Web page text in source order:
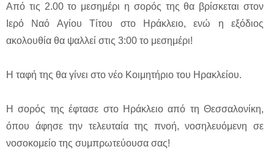
Από τις 2.00 το μεσημέρι η σορός της θα βρίσκεται στον
Ιερό Ναό Αγίου Τίτου στο Ηράκλειο, ενώ η εξόδιος
ακολουθία θα ψαλλεί στις 3:00 το μεσημέρι!
Η ταφή της θα γίνει στο νέο Κοιμητήριο του Ηρακλείου.
Η σορός της έφτασε στο Ηράκλειο από τη Θεσσαλονίκη,
όπου άφησε την τελευταία της πνοή, νοσηλευόμενη σε
νοσοκομείο της συμπρωτεύουσα σας!